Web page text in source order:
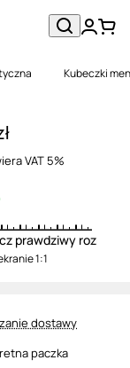
Kubeczki
VAT 5%
prawdziwy rozmiar
1:1
dostawy
paczka